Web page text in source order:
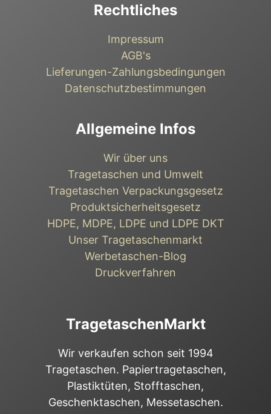
TragetaschenMarkt
Wir verkaufen schon seit 1994
Tragetaschen. Papiertragetaschen,
Plastiktüten, Stofftaschen,
Geschenktaschen, Messetaschen.
Rechtliches
Impressum
AGB's
Lieferungen-Zahlungsbedingungen
Datenschutzbestimmungen
Allgemeine Infos
Wir über uns
Tragetaschen und Umwelt
Tragetaschen Verpackungsgesetz
Produktsicherheitsgesetz
HDPE, MDPE, LDPE und LDPE DKT
Unser Tragetaschenmarkt
Werbetaschen-Blog
Druckverfahren